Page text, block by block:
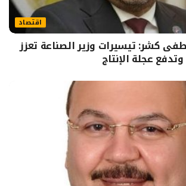
اقتصاد
كشر: تيسيرات وزير الصناعة تعزز
عجلة الإنتاج